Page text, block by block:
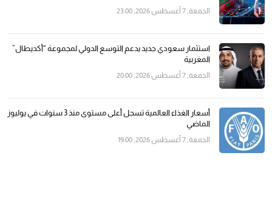
الجمعة, 7 أغسطس 2026, 23:00
استثمار سعودي جديد يدعم التوسع الدولي لمجموعة “أكديطال”
المغربية
الجمعة, 7 أغسطس 2026, 20:00
أسعار الغذاء العالمية تسجل أعلى مستوى منذ 3 سنوات في يوليوز
الماضي
الجمعة, 7 أغسطس 2026, 19:00